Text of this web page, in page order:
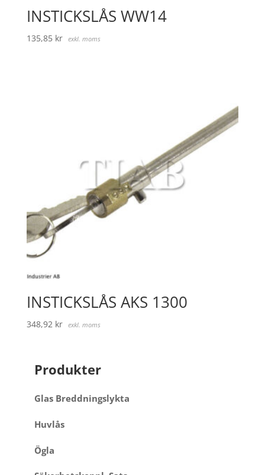
INSTICKSLÅS WW14
135,85 kr exkl. moms
INSTICKSLÅS AKS 1300
348,92 kr exkl. moms
Produkter
Glas Breddningslykta
Huvlås
Ögla